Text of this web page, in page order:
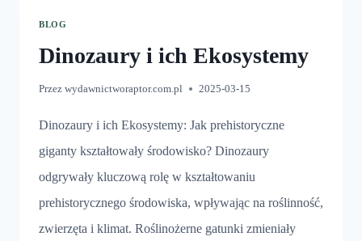
BLOG
Dinozaury i ich Ekosystemy
Przez wydawnictworaptor.com.pl 2025-03-15
Dinozaury i ich Ekosystemy: Jak prehistoryczne
giganty kształtowały środowisko? Dinozaury
odgrywały kluczową rolę w kształtowaniu
prehistorycznego środowiska, wpływając na roślinność,
zwierzęta i klimat. Roślinożerne gatunki zmieniały